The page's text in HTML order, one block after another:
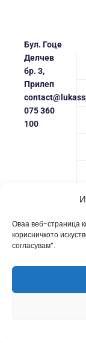
Оваа веб-страница
корисничкото
согласувам“.
Бул. Гоце
Делчев
бр. 3,
Прилеп
075 360
100